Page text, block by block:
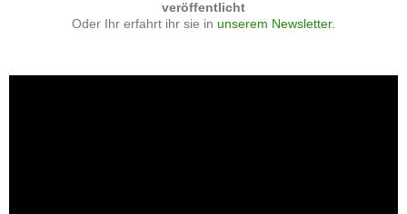
veröffentlicht
Oder Ihr erfahrt ihr sie in unserem Newsletter.